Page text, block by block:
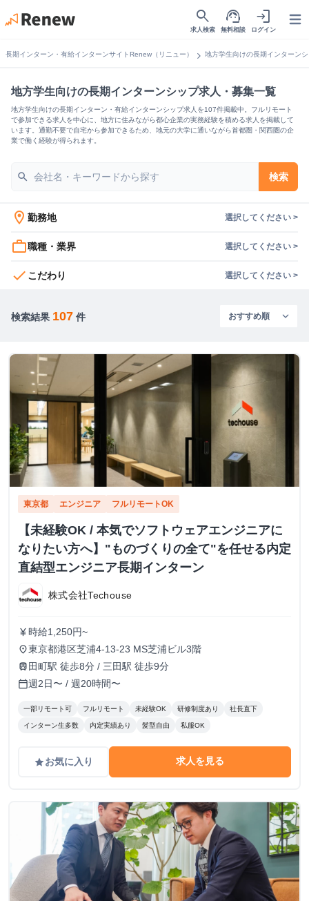
search
求人検索
support_agent
無料相談
login
ログイン
長期インターン・有給インターンサイトRenew（リニュー） chevron_right 地方学生向けの長期インターン
地方学生向けの長期インターンシップ求人・募集一覧
地方学生向けの長期インターン・有給インターンシップ求人を107件掲載中。フルリモート
で参加できる求人を中心に、地方に住みながら都心企業の実務経験を積める求人を掲載して
います。通勤不要で自宅から参加できるため、地元の大学に通いながら首都圏・関西圏の企
業で働く経験が得られます。
search 検索
location_on 勤務地 選択してください >
work_outline職種・業界 選択してください >
check こだわり 選択してください >
検索結果 107 件
東京都 エンジニア フルリモートOK
【未経験OK / 本気でソフトウェアエンジニアに
なりたい方へ】"ものづくりの全て"を任せる内定
直結型エンジニア長期インターン
株式会社Techouse
currency_yen 時給1,250円~
place東京都港区芝浦4-13-23 MS芝浦ビル3階
train 田町駅 徒歩8分 / 三田駅 徒歩9分
calendar_today週2日〜 / 週20時間〜
一部リモート可 フルリモート 未経験OK 研修制度あり 社長直下
インターン生多数 内定実績あり 髪型自由 私服OK
gradeお気に入り 求人を見る